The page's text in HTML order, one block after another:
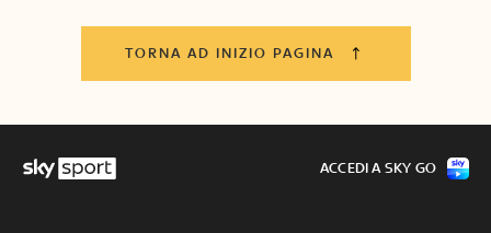
TORNA AD INIZIO PAGINA
ACCEDI A SKY GO